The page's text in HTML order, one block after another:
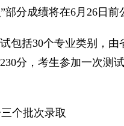
分成绩将在6月26日前
括30个专业类别，由
分，考生参加一次测
个批次录取